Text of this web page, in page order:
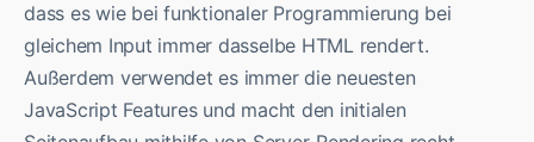
dass es wie bei funktionaler Programmierung bei
gleichem Input immer dasselbe HTML rendert.
Außerdem verwendet es immer die neuesten
JavaScript Features und macht den initialen